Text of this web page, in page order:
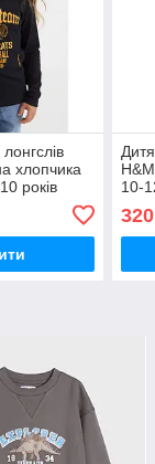
хлопчика
років
10-
320